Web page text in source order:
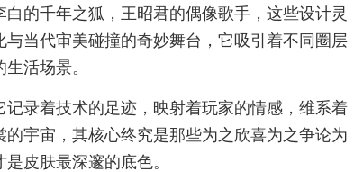
的千年之狐，王昭君的偶像歌手，这些设计灵
当代审美碰撞的奇妙舞台，它吸引着不同圈层
活场景。
录着技术的足迹，映射着玩家的情感，维系着
宇宙，其核心终究是那些为之欣喜为之争论为
皮肤最深邃的底色。